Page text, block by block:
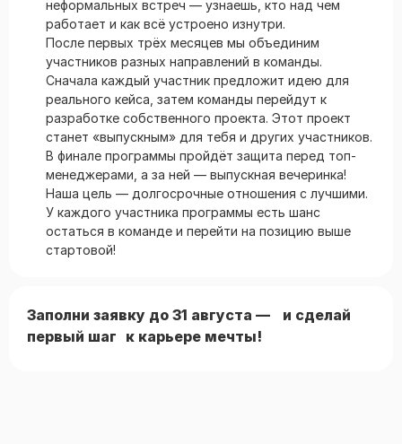
неформальных встреч — узнаешь, кто над чем
работает и как всё устроено изнутри.
После первых трёх месяцев мы объединим
участников разных направлений в команды.
Сначала каждый участник предложит идею для
реального кейса, затем команды перейдут к
разработке собственного проекта. Этот проект
станет «выпускным» для тебя и других участников.
В финале программы пройдёт защита перед топ-
менеджерами, а за ней — выпускная вечеринка!
Наша цель — долгосрочные отношения с лучшими.
У каждого участника программы есть шанс
остаться в команде и перейти на позицию выше
стартовой!
Заполни заявку до 31 августа — и сделай
первый шаг к карьере мечты!